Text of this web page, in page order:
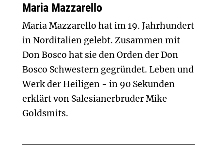
Maria Mazzarello
Maria Mazzarello hat im 19. Jahrhundert
in Norditalien gelebt. Zusammen mit
Don Bosco hat sie den Orden der Don
Bosco Schwestern gegründet. Leben und
Werk der Heiligen - in 90 Sekunden
erklärt von Salesianerbruder Mike
Goldsmits.